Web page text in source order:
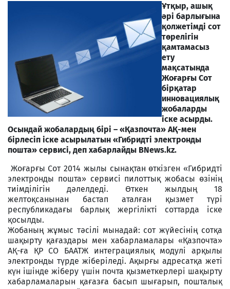
Ұтқыр, ашық
әрі барлығына
қолжетімді сот
төрелігін
қамтамасыз
ету
мақсатында
Жоғарғы Сот
бірқатар
инновациялық
жобаларды
іске асырды.
Осындай жобалардың бірі – «Қазпочта» АҚ-мен
бірлесіп іске асырылатын «Гибридті электронды
пошта» сервисі, деп хабарлайды BNews.kz.
Жоғарғы Сот 2014 жылы сынақтан өткізген «Гибридті
электронды пошта» сервисі пилоттық жобасы өзінің
тиімділігін дәлелдеді. Өткен жылдың 18
желтоқсанынан бастап аталған қызмет түрі
республикадағы барлық жергілікті соттарда іске
қосылды.
Жобаның жұмыс тәсілі мынадай: сот жүйесінің сотқа
шақырту қағаздары мен хабарламалары «Қазпочта»
АҚ-ға ҚР СО БААТЖ интеграциялық модулі арқылы
электронды түрде жіберіледі. Ақырғы адресатқа жеті
күн ішінде жіберу үшін почта қызметкерлері шақырту
хабарламаларын қағазға басып шығарып, пошталық